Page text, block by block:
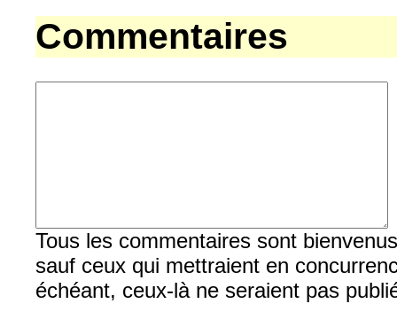
Commentaires
Tous les commentaires sont
sauf ceux qui mettraient en
échéant, ceux-là ne seraient pas